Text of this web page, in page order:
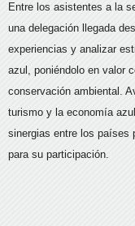
Entre los asistentes a la
una delegación llegada
experiencias y analizar
azul, poniéndolo en valor
conservación ambiental.
turismo y la economía
sinergias entre los países
para su participación.